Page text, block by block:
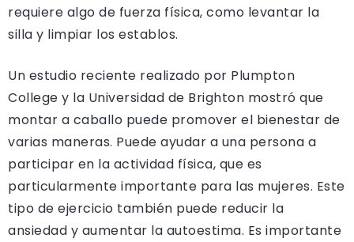
requiere algo de fuerza física, como levantar la
silla y limpiar los establos.
Un estudio reciente realizado por Plumpton
College y la Universidad de Brighton mostró que
montar a caballo puede promover el bienestar de
varias maneras. Puede ayudar a una persona a
participar en la actividad física, que es
particularmente importante para las mujeres. Este
tipo de ejercicio también puede reducir la
ansiedad y aumentar la autoestima. Es importante